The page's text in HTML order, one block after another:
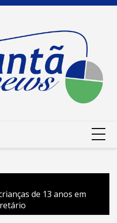
de 13 anos em